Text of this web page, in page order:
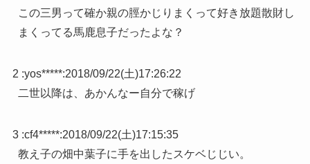
この三男って確か親の脛かじりまくって好き放題散財し
まくってる馬鹿息子だったよな？
2 :yos*****:2018/09/22(土)17:26:22
二世以降は、あかんなー自分で稼げ
3 :cf4*****:2018/09/22(土)17:15:35
教え子の畑中葉子に手を出したスケベじじい。